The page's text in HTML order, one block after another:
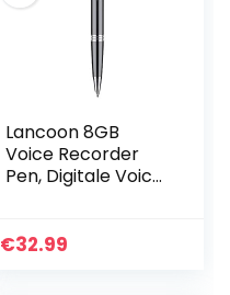
Lancoon 8GB
Voice Recorder
Pen, Digitale Voice
Lezingen
€32.99